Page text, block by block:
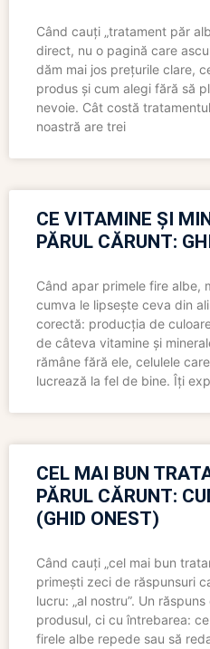
Când cauți „tratament păr
direct, nu o pagină care
dăm mai jos prețurile clare,
produs și cum alegi fără să
nevoie. Cât costă
noastră are trei
CE VITAMINE ȘI
PĂRUL CĂRUNT:
Când apar primele fire albe,
cumva le lipsește ceva din
corectă: producția de
de câteva vitamine și
rămâne fără ele, celulele
lucrează la fel de bine. Îți
CEL MAI BUN
PĂRUL CĂRUNT:
(GHID ONEST)
Când cauți „cel mai bun
primești zeci de răspunsuri
lucru: „al nostru”. Un
produsul, ci cu întrebarea:
firele albe repede sau să